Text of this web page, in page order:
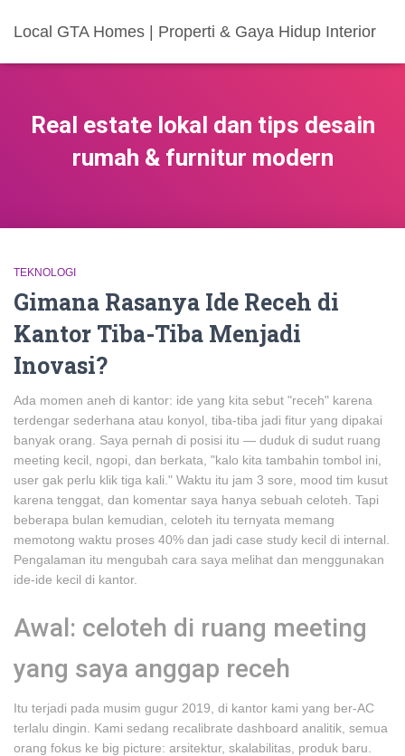
Local GTA Homes | Properti & Gaya Hidup Interior
Real estate lokal dan tips desain
rumah & furnitur modern
TEKNOLOGI
Gimana Rasanya Ide Receh di
Kantor Tiba-Tiba Menjadi
Inovasi?
Ada momen aneh di kantor: ide yang kita sebut "receh" karena
terdengar sederhana atau konyol, tiba-tiba jadi fitur yang dipakai
banyak orang. Saya pernah di posisi itu — duduk di sudut ruang
meeting kecil, ngopi, dan berkata, "kalo kita tambahin tombol ini,
user gak perlu klik tiga kali." Waktu itu jam 3 sore, mood tim kusut
karena tenggat, dan komentar saya hanya sebuah celoteh. Tapi
beberapa bulan kemudian, celoteh itu ternyata memang
memotong waktu proses 40% dan jadi case study kecil di internal.
Pengalaman itu mengubah cara saya melihat dan menggunakan
ide-ide kecil di kantor.
Awal: celoteh di ruang meeting
yang saya anggap receh
Itu terjadi pada musim gugur 2019, di kantor kami yang ber-AC
terlalu dingin. Kami sedang recalibrate dashboard analitik, semua
orang fokus ke big picture: arsitektur, skalabilitas, produk baru.